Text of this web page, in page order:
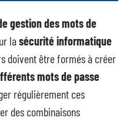
gestion des mots de
lasécurité informatique
doivent être formés à créer
mots de passe
régulièrement ces
des combinaisons